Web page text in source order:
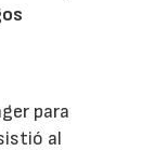
para
al